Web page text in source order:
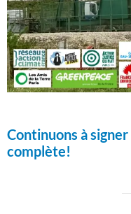
Continuons à
complète!